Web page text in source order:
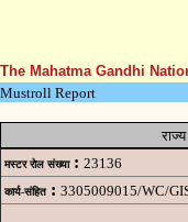
The Mahatma Gandhi
Mustroll Report
राज्य
मस्टर रोल संख्या : 23136
कार्य-संहित : 3305009015/WC/